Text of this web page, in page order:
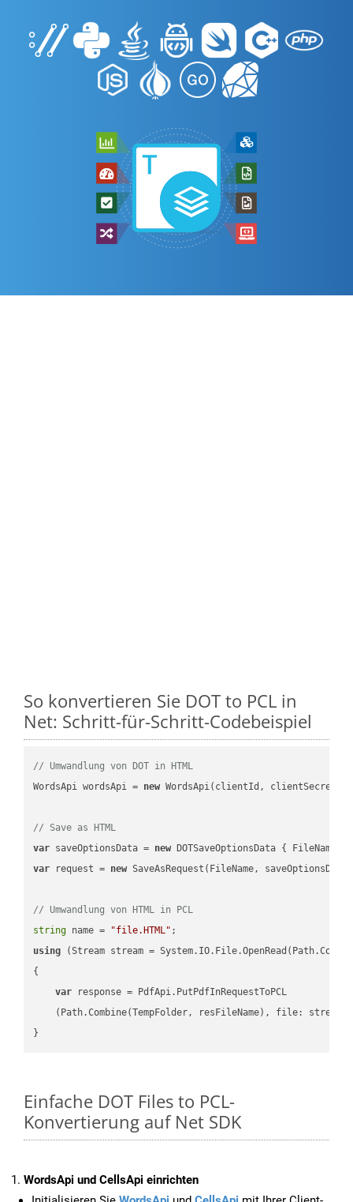
So konvertieren Sie DOT to PCL in
Net: Schritt-für-Schritt-Codebeispiel
// Umwandlung von DOT in HTML
WordsApi wordsApi = new WordsApi(clientId, clientSecret);
// Save as HTML
var saveOptionsData = new DOTSaveOptionsData { FileName =
var request = new SaveAsRequest(FileName,
// Umwandlung von HTML in PCL
string name = "file.HTML"
using (Stream stream =
{
var response = PdfApi.PutPdfInRequestToPCL
    (Path.Combine(TempFolder, resFileName), file: stream);
Einfache DOT Files to PCL-
Konvertierung auf Net SDK
WordsApi und CellsApi einrichten